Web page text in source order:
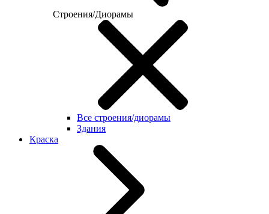
Строения/Диорамы
Все строения/диорамы
Здания
Краска